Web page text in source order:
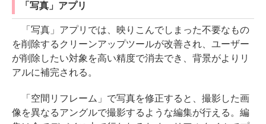
「写真」アプリ
「写真」アプリでは、映りこんでしまった不要なもの
を削除するクリーンアップツールが改善され、ユーザー
が削除したい対象を高い精度で消去でき、背景がよりリ
アルに補完される。
「空間リフレーム」で写真を修正すると、撮影した画
像を異なるアングルで撮影するような編集が行える。編